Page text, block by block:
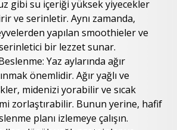
gibi su içeriği yüksek yiyecekler
ve serinletir. Aynı zamanda,
yapılan smoothieler ve
bir lezzet sunar.
Yaz aylarında ağır
önemlidir. Ağır yağlı ve
midenizi yorabilir ve sıcak
zorlaştırabilir. Bunun yerine, hafif
planı izlemeye çalışın.